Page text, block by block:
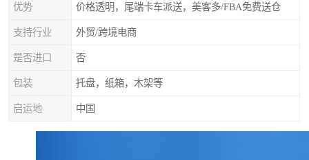
优势 价格透明，尾端卡车派送，美客多/FBA免费送仓
支持行业 外贸/跨境电商
是否进口 否
包装 托盘，纸箱，木架等
启运地 中国